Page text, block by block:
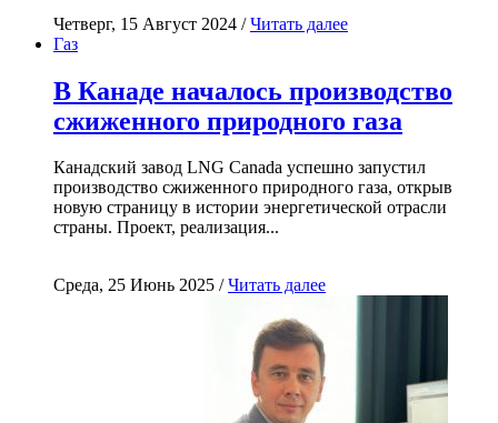
Четверг, 15 Август 2024 /Читать далее
Газ
В Канаде началось производство
сжиженного природного газа
Канадский завод LNG Canada успешно запустил
производство сжиженного природного газа, открыв
новую страницу в истории энергетической отрасли
страны. Проект, реализация...
Среда, 25 Июнь 2025 /Читать далее